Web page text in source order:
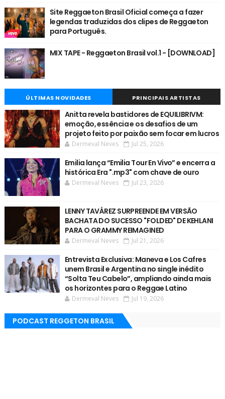
Site Reggaeton Brasil Oficial começa a fazer
legendas traduzidas dos clipes de Reggaeton
para Português.
MIX TAPE - Reggaeton Brasil vol.1 - [DOWNLOAD]
ÚLTIMAS NOVIDADES PRINCIPAIS ARTISTAS
Anitta revela bastidores de EQUILIBRIVM:
emoção, essência e os desafios de um
projeto feito por paixão sem focar em lucros
Dermeval Neves Jul 25, 2026
Emilia lança “Emilia Tour En Vivo” e encerra a
histórica Era ".mp3" com chave de ouro
Dermeval Neves Jul 23, 2026
LENNY TAVÁREZ SURPREENDE EM VERSÃO
BACHATA DO SUCESSO "FOLDED" DE KEHLANI
PARA O GRAMMY REIMAGINED
Dermeval Neves Jul 21, 2026
Entrevista Exclusiva: Maneva e Los Cafres
unem Brasil e Argentina no single inédito
“Solta Teu Cabelo”, ampliando ainda mais
os horizontes para o Reggae Latino
Dermeval Neves Jul 19, 2026
PODCAST REGGETON BRASIL